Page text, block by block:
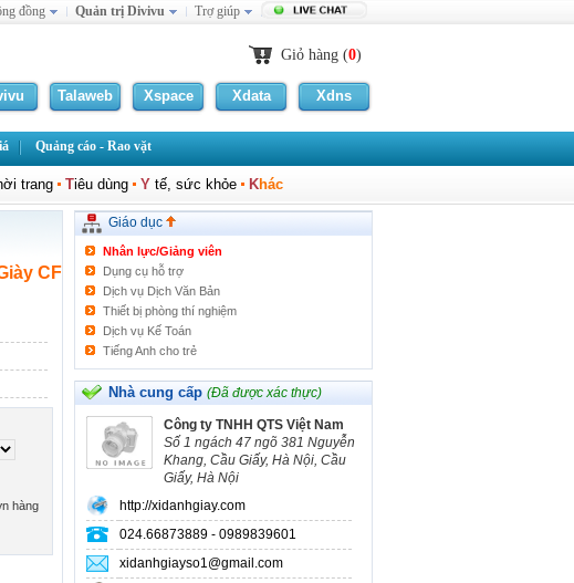
đồng Quản trị Divivu Trợ giúp
Giỏ hàng (0)
Talaweb Xspace Xdata Xdns
Quảng cáo - Rao vặt
trang Tiêu dùng Y tế, sức khỏe Khác
CF
hàng
Giáo dục
Đĩa học tập
dịch thuật
Tài liệu CIMA
Đào tạo - Học nghề
Đào tao - dạy nghề khác
Thiết bị hỗ trợ đào tạo
Đạo cụ Ảo thuật
Nhân lực/Giảng viên
Dụng cụ hỗ trợ
Dịch vụ Dịch Văn Bản
Thiết bị phòng thí nghiệm
Dịch vụ Kế Toán
Tiếng Anh cho trẻ
Dịch vụ Gia sư
Dịch vụ pháp lý
Sinh học
DVD/CD Học tập
Tài liệu ACCA
Các Lớp Về Giao Tiếp - Tâm Lý
Khác
Nhà cung cấp (Đã được xác thực)
Công ty TNHH QTS Việt Nam
Số 1 ngách 47 ngõ 381 Nguyễn
Khang, Cầu Giấy, Hà Nội, Cầu
Giấy, Hà Nội
http://xidanhgiay.com
024.66873889 - 0989839601
xidanhgiayso1@gmail.com